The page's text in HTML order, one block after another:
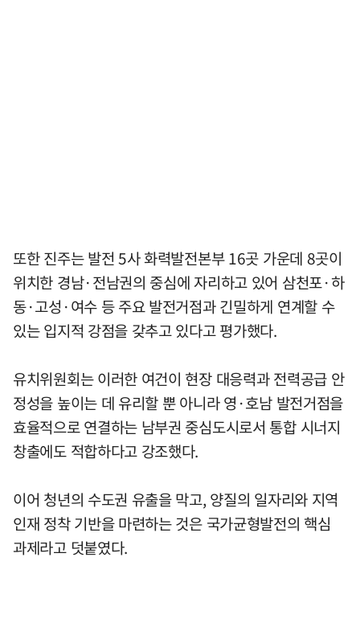
또한 진주는 발전 5사 화력발전본부 16곳 가운데 8곳이
위치한 경남·전남권의 중심에 자리하고 있어 삼천포·하
동·고성·여수 등 주요 발전거점과 긴밀하게 연계할 수
있는 입지적 강점을 갖추고 있다고 평가했다.
유치위원회는 이러한 여건이 현장 대응력과 전력공급 안
정성을 높이는 데 유리할 뿐 아니라 영·호남 발전거점을
효율적으로 연결하는 남부권 중심도시로서 통합 시너지
창출에도 적합하다고 강조했다.
이어 청년의 수도권 유출을 막고, 양질의 일자리와 지역
인재 정착 기반을 마련하는 것은 국가균형발전의 핵심
과제라고 덧붙였다.